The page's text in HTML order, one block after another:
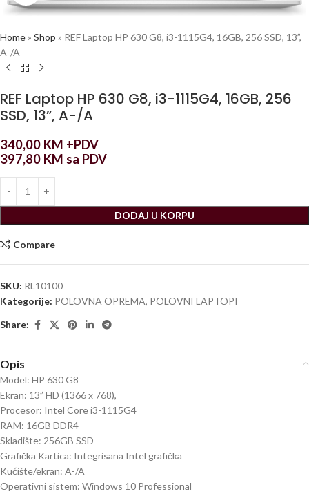
Home» Shop » REF Laptop HP 630 G8, i3-1115G4, 16GB, 256 SSD, 13”,
A-/A
REF Laptop HP 630 G8, i3-1115G4, 16GB, 256
SSD, 13”, A-/A
340,00 KM +PDV
397,80 KM sa PDV
DODAJ U KORPU
Compare
SKU: RL10100
Kategorije: POLOVNA OPREMA, POLOVNI LAPTOPI
Share:
Opis
Model: HP 630 G8
Ekran: 13” HD (1366 x 768),
Procesor: Intel Core i3-1115G4
RAM: 16GB DDR4
Skladište: 256GB SSD
Grafička Kartica: Integrisana Intel grafička
Kućište/ekran: A-/A
Operativni sistem: Windows 10 Professional